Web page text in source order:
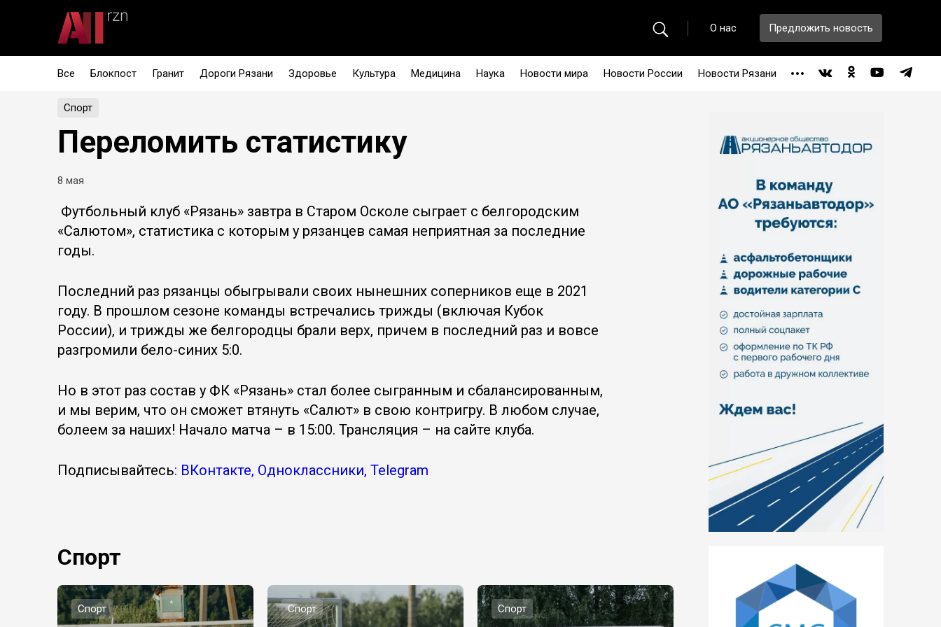
О нас Предложить новость
Все Блокпост Гранит Дороги Рязани Здоровье Культура Медицина Наука Новости мира Новости России Новости Рязани
Спорт
Переломить статистику
8 мая
️ Футбольный клуб «Рязань» завтра в Старом Осколе сыграет с белгородским
«Салютом», статистика с которым у рязанцев самая неприятная за последние
годы.
Последний раз рязанцы обыгрывали своих нынешних соперников еще в 2021
году. В прошлом сезоне команды встречались трижды (включая Кубок
России), и трижды же белгородцы брали верх, причем в последний раз и вовсе
разгромили бело-синих 5:0.
Но в этот раз состав у ФК «Рязань» стал более сыгранным и сбалансированным,
и мы верим, что он сможет втянуть «Салют» в свою контригру. В любом случае,
болеем за наших! Начало матча – в 15:00. Трансляция – на сайте клуба.
Подписывайтесь: ВКонтакте, Одноклассники, Telegram
Спорт
Спорт Спорт Спорт